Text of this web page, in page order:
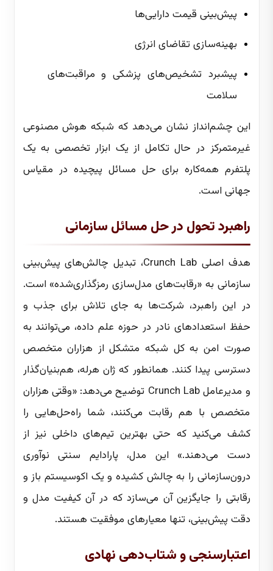
پیش‌بینی قیمت دارایی‌ها
بهینه‌سازی تقاضای انرژی
پیشبرد تشخیص‌های پزشکی و مراقبت‌های
سلامت
این چشم‌انداز نشان می‌دهد که شبکه هوش مصنوعی
غیرمتمرکز در حال تکامل از یک ابزار تخصصی به یک
پلتفرم همه‌کاره برای حل مسائل پیچیده در مقیاس
جهانی است.
راهبرد تحول در حل مسائل سازمانی
هدف اصلی Crunch Lab، تبدیل چالش‌های پیش‌بینی
سازمانی به «رقابت‌های مدل‌سازی رمزگذاری‌شده» است.
در این راهبرد، شرکت‌ها به جای تلاش برای جذب و
حفظ استعدادهای نادر در حوزه علم داده، می‌توانند به
صورت امن به کل شبکه متشکل از هزاران متخصص
دسترسی پیدا کنند. همانطور که ژان هرله، هم‌بنیان‌گذار
و مدیرعامل Crunch Lab توضیح می‌دهد: «وقتی هزاران
متخصص با هم رقابت می‌کنند، شما راه‌حل‌هایی را
کشف می‌کنید که حتی بهترین تیم‌های داخلی نیز از
دست می‌دهند.» این مدل، پارادایم سنتی نوآوری
درون‌سازمانی را به چالش کشیده و یک اکوسیستم باز و
رقابتی را جایگزین آن می‌سازد که در آن کیفیت مدل و
دقت پیش‌بینی، تنها معیارهای موفقیت هستند.
اعتبارسنجی و شتاب‌دهی نهادی